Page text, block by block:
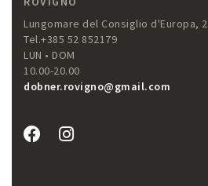
Lungomare del Consiglio d'Europa, 2
Tel.+385 52 852179
LUN • DOM
10.00-20.00
dobner.rovigno@gmail.com